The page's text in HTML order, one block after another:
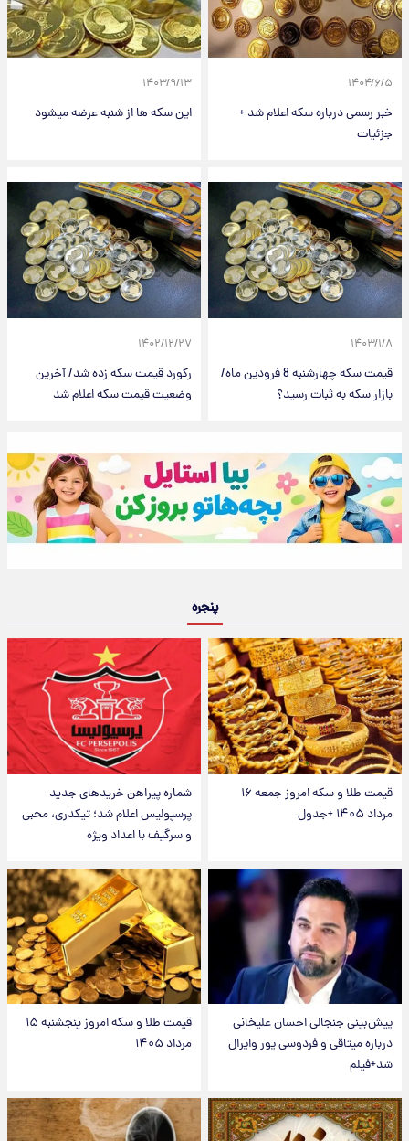
۱۴۰۴/۶/۵
خبر رسمی درباره سکه اعلام شد +
جزئیات
۱۴۰۳/۹/۱۳
این سکه ها از شنبه عرضه میشود
۱۴۰۳/۱/۸
قیمت سکه چهارشنبه 8 فرودین ماه/
بازار سکه به ثبات رسید؟
۱۴۰۲/۱۲/۲۷
رکورد قیمت سکه زده شد/ آخرین
وضعیت قیمت سکه اعلام شد
پنجره
قیمت طلا و سکه امروز جمعه ۱۶
مرداد ۱۴۰۵ +جدول
شماره پیراهن خریدهای جدید
پرسپولیس اعلام شد؛ تیکدری، محبی
و سرگیف با اعداد ویژه
پیش‌بینی جنجالی احسان علیخانی
درباره میثاقی و فردوسی پور وایرال
شد+فیلم
قیمت طلا و سکه امروز پنجشنبه ۱۵
مرداد ۱۴۰۵